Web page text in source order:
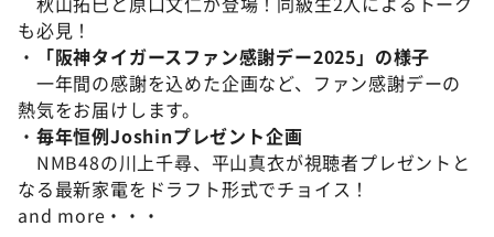
も必見！
・
「阪神タイガースファン感謝デー2025」の様子
一年間の感謝を込めた企画など、ファン感謝デーの
熱気をお届けします。
・ 毎年恒例Joshinプレゼント企画
NMB48の川上千尋、平山真衣が視聴者プレゼントと
なる最新家電をドラフト形式でチョイス！
and more・・・